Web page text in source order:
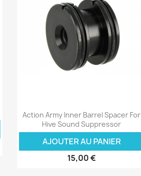
Aperçu rapide
Action Army Inner Barrel Spacer For
Hive Sound Suppressor
AJOUTER AU PANIER
15,00 €